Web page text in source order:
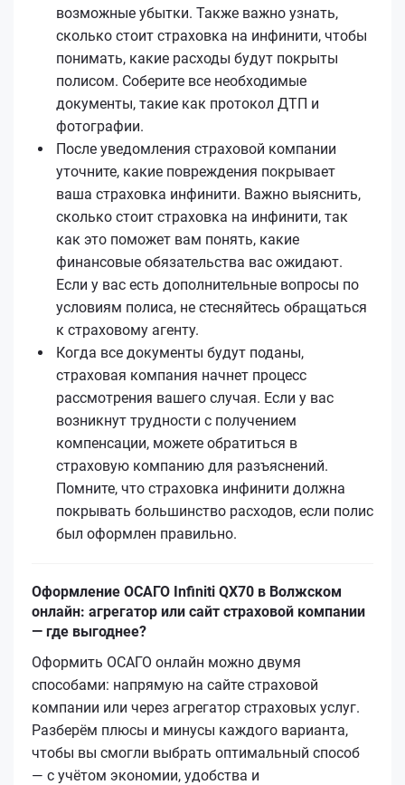
возможные убытки. Также важно узнать,
сколько стоит страховка на инфинити, чтобы
понимать, какие расходы будут покрыты
полисом. Соберите все необходимые
документы, такие как протокол ДТП и
фотографии.
После уведомления страховой компании
уточните, какие повреждения покрывает
ваша страховка инфинити. Важно выяснить,
сколько стоит страховка на инфинити, так
как это поможет вам понять, какие
финансовые обязательства вас ожидают.
Если у вас есть дополнительные вопросы по
условиям полиса, не стесняйтесь обращаться
к страховому агенту.
Когда все документы будут поданы,
страховая компания начнет процесс
рассмотрения вашего случая. Если у вас
возникнут трудности с получением
компенсации, можете обратиться в
страховую компанию для разъяснений.
Помните, что страховка инфинити должна
покрывать большинство расходов, если полис
был оформлен правильно.
Оформление ОСАГО Infiniti QX70 в Волжском
онлайн: агрегатор или сайт страховой компании
— где выгоднее?
Оформить ОСАГО онлайн можно двумя
способами: напрямую на сайте страховой
компании или через агрегатор страховых услуг.
Разберём плюсы и минусы каждого варианта,
чтобы вы смогли выбрать оптимальный способ
— с учётом экономии, удобства и